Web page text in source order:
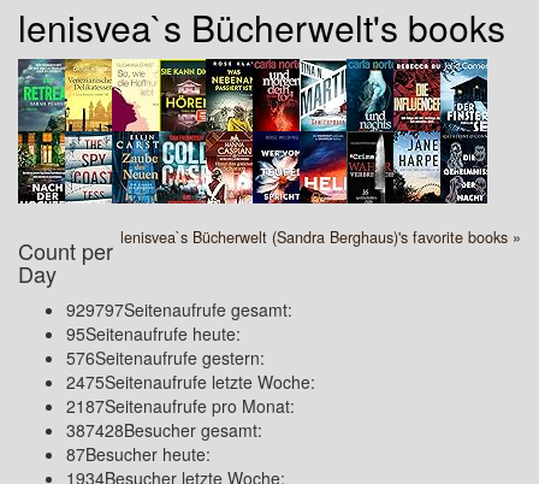
lenisvea`s Bücherwelt's books
lenisvea`s Bücherwelt (Sandra Berghaus)'s favorite books »
Count per
Day
929797Seitenaufrufe gesamt:
95Seitenaufrufe heute:
576Seitenaufrufe gestern:
2475Seitenaufrufe letzte Woche:
2187Seitenaufrufe pro Monat:
387428Besucher gesamt:
87Besucher heute:
1934Besucher letzte Woche: